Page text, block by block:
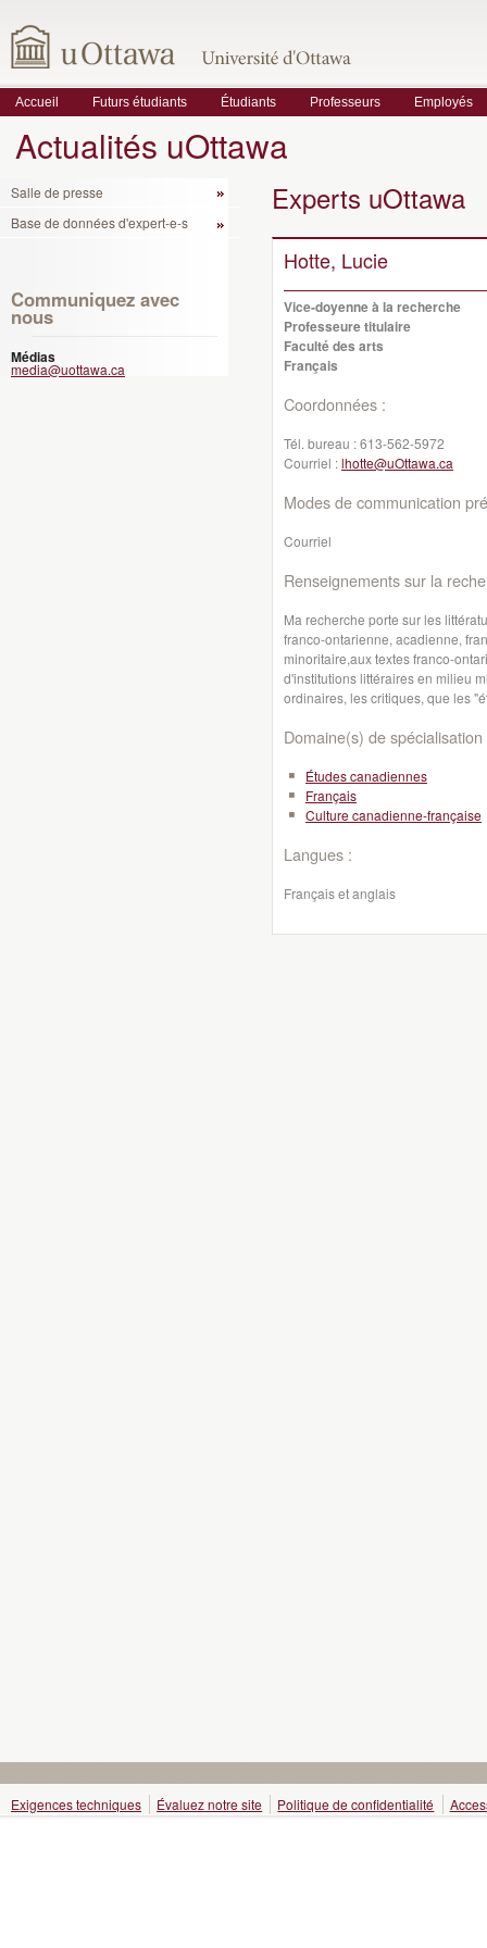
Accueil Futurs étudiants Étudiants Professeurs Employés
Actualités uOttawa
Salle de presse
Base de données d'expert-e-s
Communiquez avec
nous
Médias
media@uottawa.ca
Experts uOttawa
Hotte, Lucie
Vice-doyenne à la recherche
Professeure titulaire
Faculté des arts
Français
Coordonnées :
Tél. bureau :613-562-5972
Courriel :lhotte@uOttawa.ca
Modes de communication
Courriel
Renseignements sur la
Ma recherche porte sur les
franco-ontarienne, acadienne,
minoritaire,aux textes franco-
d'institutions littéraires en milieu
ordinaires, les critiques, que les
Domaine(s) de spécialisation
Études canadiennes
Français
Culture canadienne-française
Langues :
Français et anglais
Exigences techniques Évaluez notre site Politique de confidentialité